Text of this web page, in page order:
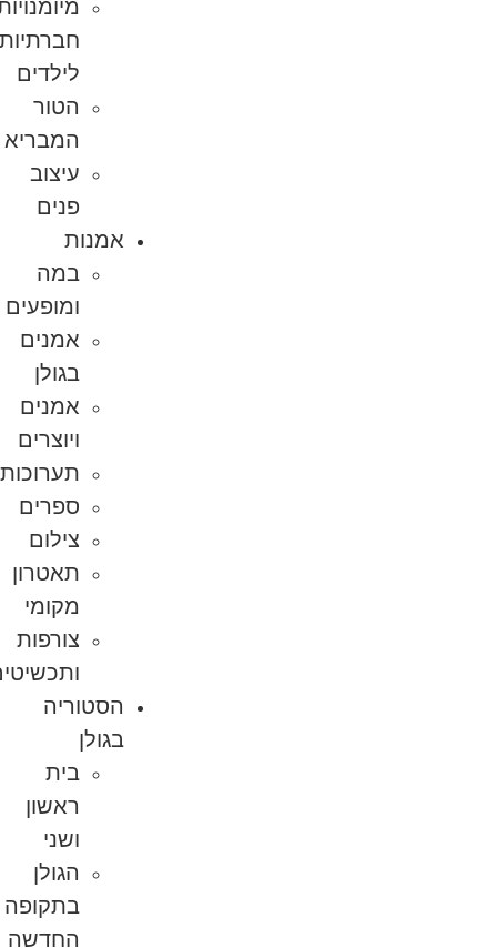
מיומנויות
חברתיות
לילדים
הטור
המבריא
עיצוב
פנים
אמנות
במה
ומופעים
אמנים
בגולן
אמנים
ויוצרים
תערוכות
ספרים
צילום
תאטרון
מקומי
צורפות
ותכשיטים
הסטוריה
בגולן
בית
ראשון
הגולן
בתקופה
החדשה